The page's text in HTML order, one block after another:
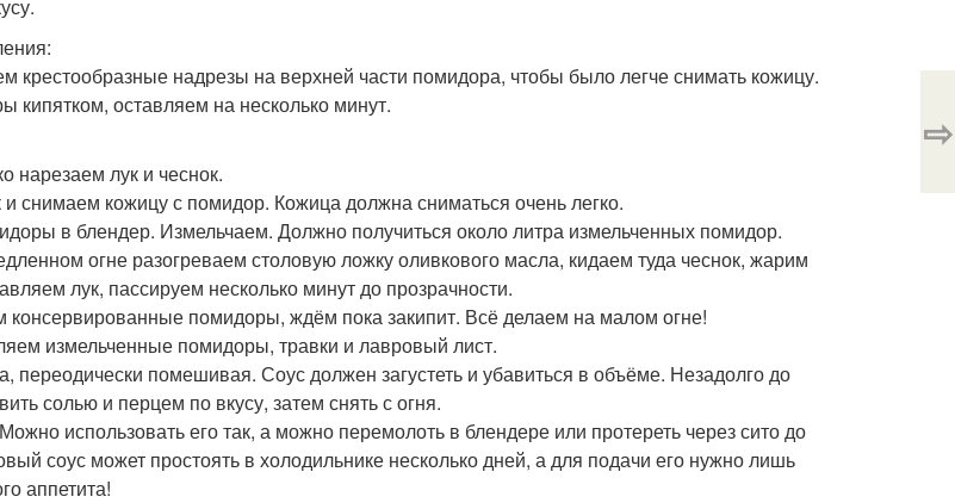
крестообразные надрезы на верхней части помидора, чтобы было легче снимать кожицу.
кипятком, оставляем на несколько минут.
нарезаем лук и чеснок.
и снимаем кожицу с помидор. Кожица должна сниматься очень легко.
в блендер. Измельчаем. Должно получиться около литра измельченных помидор.
огне разогреваем столовую ложку оливкового масла, кидаем туда чеснок, жарим
лук, пассируем несколько минут до прозрачности.
консервированные помидоры, ждём пока закипит. Всё делаем на малом огне!
измельченные помидоры, травки и лавровый лист.
переодически помешивая. Соус должен загустеть и убавиться в объёме. Незадолго до
солью и перцем по вкусу, затем снять с огня.
использовать его так, а можно перемолоть в блендере или протереть через сито до
соус может простоять в холодильнике несколько дней, а для подачи его нужно лишь
аппетита!
⇨